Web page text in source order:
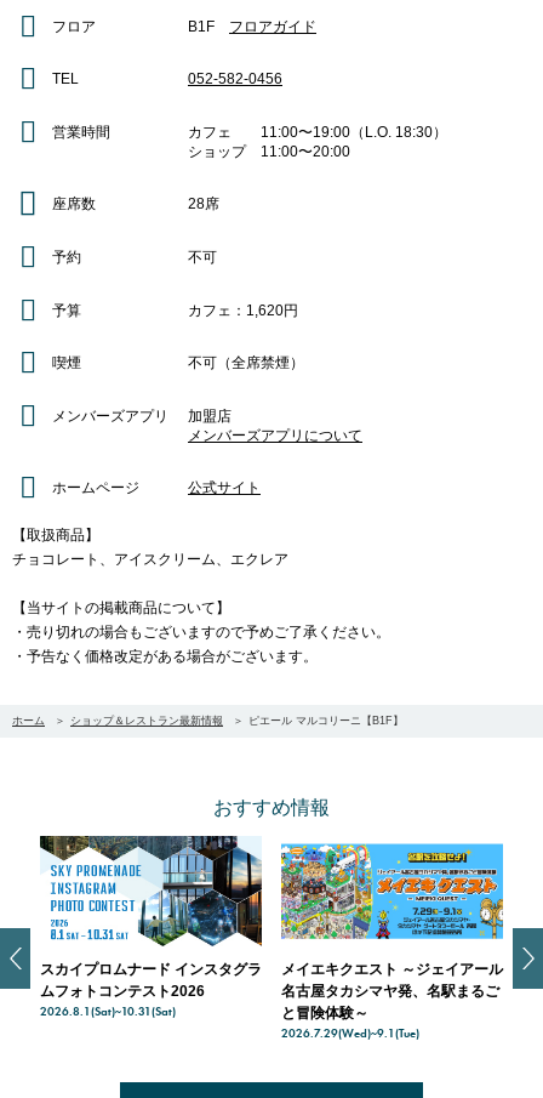
のパフェです。
・コーヒーセット 2,530円
■提供期間：2026年7月1日(水)～8月31日(月)予定
※価格は全て税込です。
●ガトークールフランボワーズ アントルメ 6,156円
※3日前までに店頭・電話にてご注文下さい。
濃厚に焼きこんだチョコレートケーキのホール。名古屋店限定
※写真2枚目
※キャンドルセット（10本）をサービスでお付けいたします。
【お問い合わせ】
担当:高木・齋藤
フロア B1F フロアガイド
TEL 052-582-0456
営業時間
カフェ 11:00〜19:00（L.O. 18:30）
ショップ 11:00〜20:00
座席数 28席
予約 不可
予算 カフェ：1,620円
喫煙 不可（全席禁煙）
メンバーズアプリ
加盟店
メンバーズアプリについて
ホームページ 公式サイト
【取扱商品】
チョコレート、アイスクリーム、エクレア
【当サイトの掲載商品について】
・売り切れの場合もございますので予めご了承ください。
・予告なく価格改定がある場合がございます。
ホーム ショップ＆レストラン最新情報 ピエール マルコリーニ【B1F】
おすすめ情報
プロムナード インスタグラ
トコンテスト2026
メイエキクエスト ～ジェイアール
名古屋タカシマヤ発、名駅まるご
と冒険体験～
2026.7.29(Wed)~9.1(Tue)
スカイプロ
入場料無料